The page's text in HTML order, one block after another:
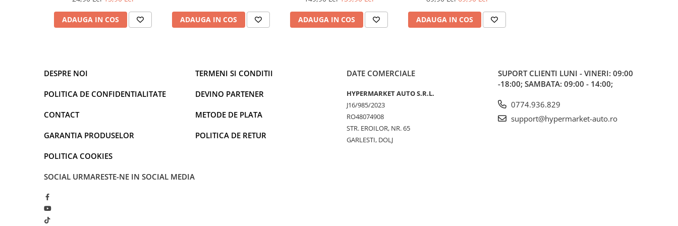
Diagrame Tahograf
ADAUGA IN COS ADAUGA IN COS
- ideal Cadou
ADAUGA IN COS ADAUGA IN COS
DESPRE NOI
POLITICA DE CONFIDENTIALITATE
CONTACT
GARANTIA PRODUSELOR
POLITICA COOKIES
TERMENI SI CONDITII
DEVINO PARTENER
METODE DE PLATA
POLITICA DE RETUR
DATE COMERCIALE
HYPERMARKET AUTO S.R.L.
J16/985/2023
RO48074908
STR. EROILOR, NR. 65
GARLESTI, DOLJ
SUPORT CLIENTI LUNI - VINERI: 09:00
-18:00; SAMBATA: 09:00 - 14:00;
0774.936.829
support@hypermarket-auto.ro
SOCIAL URMARESTE-NE IN SOCIAL MEDIA